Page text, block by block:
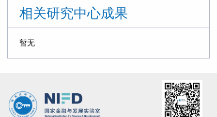
李扬：面对稳定币浪潮，中国需双轨并进
加强中国特色金融发展之路的文化支撑
中国货币政策与时俱进
李扬：金融领域人工智能应用需要关注的几个问题
今后货币政策的方向是弥补内需，“我们要面对一个低利率环境”
相关研究中心成果
暂无